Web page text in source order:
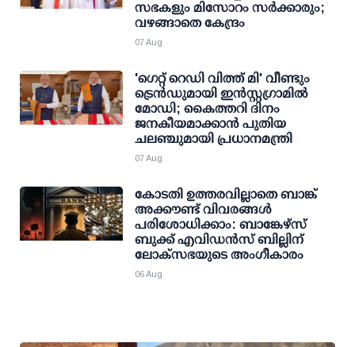
സഭകളും മിസോറം സര്‍ക്കാരും;
വഴങ്ങാതെ കേന്ദ്രം
07 Aug
'ഗെറ്റ് റെഡി വിത്ത് മി' വീണ്ടും
ട്രെന്‍ഡുമായി ഇന്‍സ്റ്റഗ്രാമില്‍
മോഡി; കൈത്തറി ദിനം
ജനകീയമാക്കാന്‍ പുതിയ
ചലഞ്ചുമായി പ്രധാനമന്ത്രി
07 Aug
കോടതി ഉത്തരവില്ലാതെ ബാങ്ക്
അക്കൗണ്ട് വിവരങ്ങള്‍
പരിശോധിക്കാം: ബാങ്കേഴ്സ്
ബുക്ക് എവിഡന്‍സ് ബില്ലിന്
ലോക്സഭയുടെ അംഗീകാരം
06 Aug